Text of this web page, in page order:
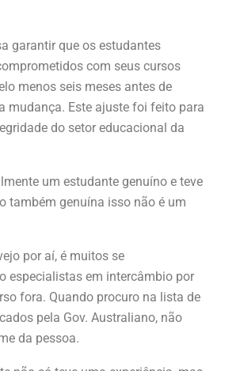
garantir que os estudantes
com seus cursos
menos seis meses antes de
mudança. Este ajuste foi feito para
do setor educacional da
um estudante genuíno e teve
também genuína isso não é um
por aí, é muitos se
especialistas em intercâmbio por
fora. Quando procuro na lista de
pela Gov. Australiano, não
da pessoa.